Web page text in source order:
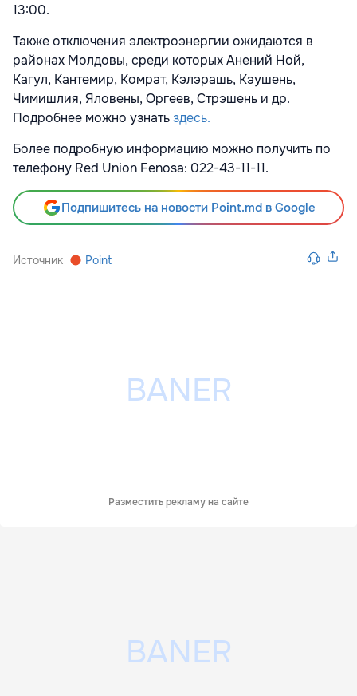
13:00.
Также отключения электроэнергии ожидаются в
районах Молдовы, среди которых Анений Ной,
Кагул, Кантемир, Комрат, Кэлэрашь, Кэушень,
Чимишлия, Яловены, Оргеев, Стрэшень и др.
Подробнее можно узнатьздесь.
Более подробную информацию можно получить по
телефону Red Union Fenosa: 022-43-11-11.
Подпишитесь на новости Point.md в Google
Источник Point
Разместить рекламу на сайте